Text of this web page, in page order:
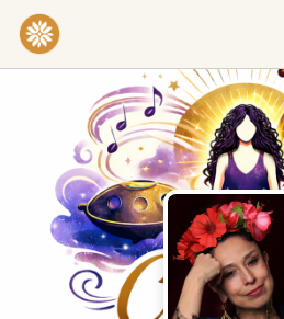
Practices & Inner Work
Meditation
Breathwork
Embodiment
Tantra
Ceremony, Music & Movement